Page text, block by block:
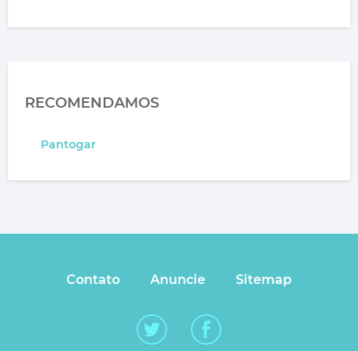
RECOMENDAMOS
Pantogar
Contato Anuncie Sitemap